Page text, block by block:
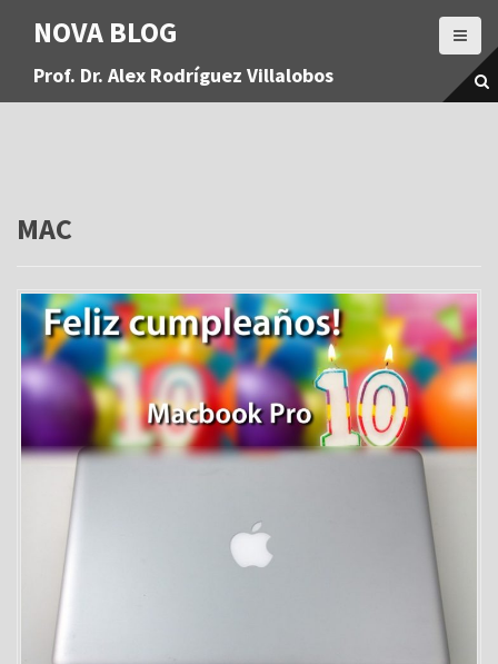
a
NOVA BLOG
Prof. Dr. Alex Rodríguez Villalobos
MAC